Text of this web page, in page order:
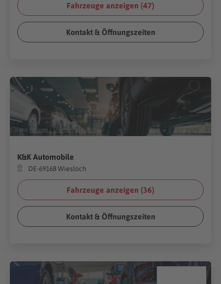
Fahrzeuge anzeigen (47)
Kontakt & Öffnungszeiten
(Foto: Fahroni / Shutterstock.com
K&K Automobile
DE-69168 Wiesloch
Fahrzeuge anzeigen (36)
Kontakt & Öffnungszeiten